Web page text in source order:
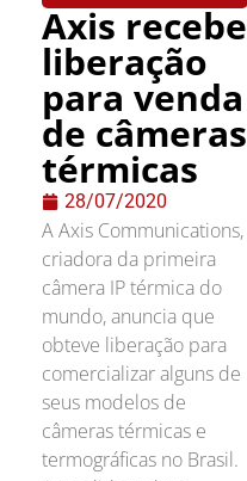
Axis recebe
liberação
para venda
de câmeras
térmicas
28/07/2020
A Axis Communications,
criadora da primeira
câmera IP térmica do
mundo, anuncia que
obteve liberação para
comercializar alguns de
seus modelos de
câmeras térmicas e
termográficas no Brasil.